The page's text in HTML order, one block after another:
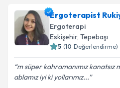
Ergoterapist
Ergoterapi
Eskişehir, Tepebaşı
5 (10 Değerlendirme)
m süper kahramanımız kanatsız
ablamız iyi ki yollarımız...